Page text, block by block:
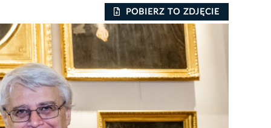
POBIERZ TO ZDJĘCIE